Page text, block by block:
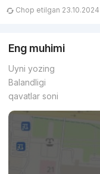
Chop etilgan 23.10.2024
Eng muhimi
Uyni yozing
Balandligi
qavatlar soni